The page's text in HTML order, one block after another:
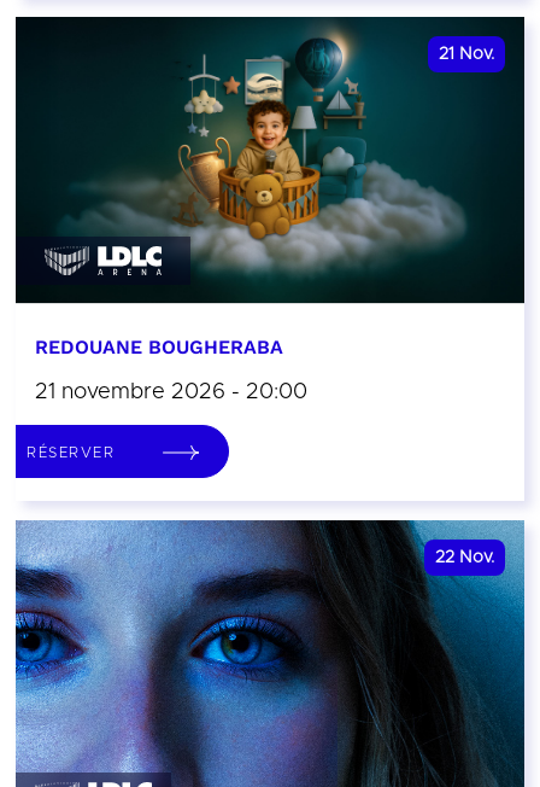
21 Nov.
REDOUANE BOUGHERABA
21 novembre 2026 - 20:00
RÉSERVER
22 Nov.